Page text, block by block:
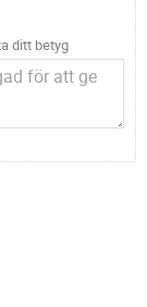
ditt betyg